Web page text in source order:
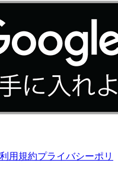
利用規約プライバシーポリ